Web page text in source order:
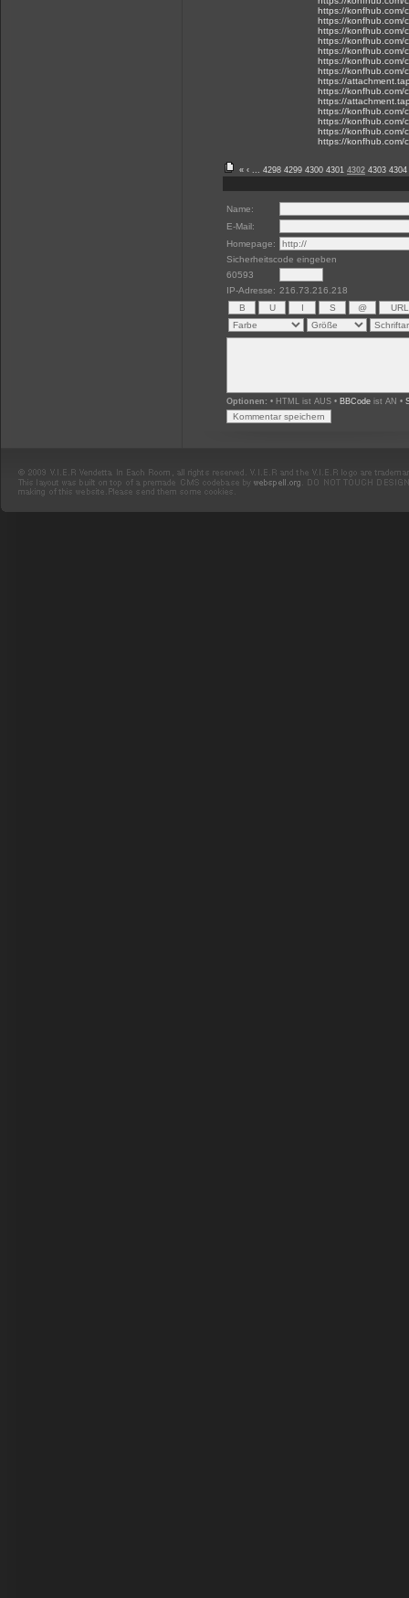
https://konfhub.com/
https://konfhub.com/
https://konfhub.com/
https://konfhub.com/
https://konfhub.com/
https://konfhub.com/
https://konfhub.com/
https://
https://konfhub.com/
https://
https://konfhub.com/
https://konfhub.com/
https://konfhub.com/
https://konfhub.com/
« ‹ ... 4298 4299 4300 4301 4302 4303 4304
Name:
E-Mail:
Homepage:
Sicherheitscode eingeben
60593
IP-Adresse: 216.73.216.218
Optionen: • HTML ist AUS • BBCode ist AN •